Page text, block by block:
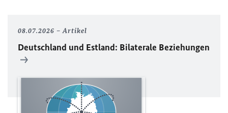
08.07.2026 Artikel
Deutschland und Estland: Bilaterale Beziehungen